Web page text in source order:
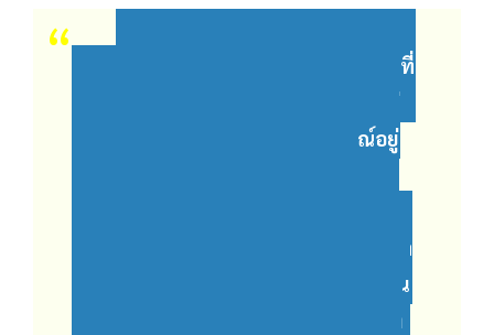
“การพัฒนาฐานจากทรัพยากรที่
มีอยู่ ไม่ใช่ว่าจะเอาสิ่งแปลกปลอมมาใส่
บนฐานทรัพยากรซึ่งมีความสมบูรณ์อยู่
อุตสาหกรรม เราจะไม่ขัดขวางเลย แต่ว่า
ตรงนี้ที่นี่ยังเป็นแหล่งผลิตอาหารของคน
สงขลา กระทั่งภูมิภาคอาเซียน คุณกำลัง